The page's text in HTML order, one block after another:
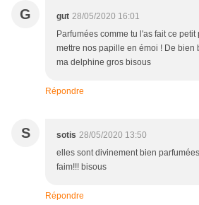
G gut 28/05/2020 16:01
Parfumées comme tu l'as fait ce
mettre nos papille en émoi ! De bien
ma delphine gros bisous
Répondre
S sotis 28/05/2020 13:50
elles sont divinement bien
faim!!! bisous
Répondre